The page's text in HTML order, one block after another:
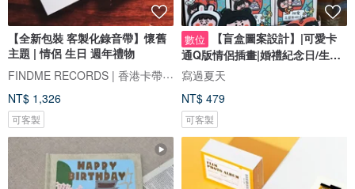
【全新包裝 客製化錄音帶】懷舊
主題 | 情侶 生日 週年禮物
FINDME RECORDS | 香港卡帶唱片生活店
NT$ 1,326
可客製
數位
【盲盒圖案設計】|可愛卡
通Q版情侶插畫|婚禮紀念日/生日
禮物客製
寫過夏天
NT$ 479
可客製